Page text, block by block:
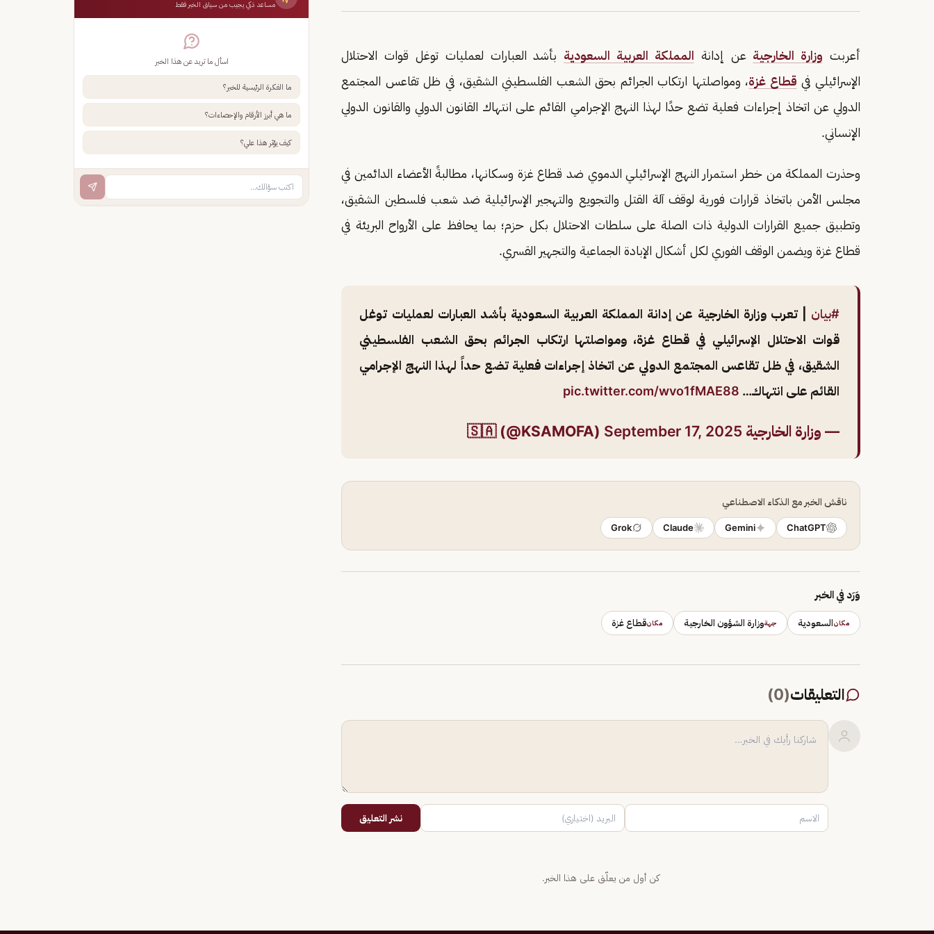
أعربت وزارة الخارجية عن إدانة المملكة العربية السعودية بأشد العبارات لعمليات توغل قوات الاحتلال
الإسرائيلي في قطاع غزة، ومواصلتها ارتكاب الجرائم بحق الشعب الفلسطيني الشقيق، في ظل تقاعس المجتمع
الدولي عن اتخاذ إجراءات فعلية تضع حدًا لهذا النهج الإجرامي القائم على انتهاك القانون الدولي والقانون الدولي
الإنساني.
وحذرت المملكة من خطر استمرار النهج الإسرائيلي الدموي ضد قطاع غزة وسكانها، مطالبةً الأعضاء الدائمين في
مجلس الأمن باتخاذ قرارات فورية لوقف آلة القتل والتجويع والتهجير الإسرائيلية ضد شعب فلسطين الشقيق،
وتطبيق جميع القرارات الدولية ذات الصلة على سلطات الاحتلال بكل حزم؛ بما يحافظ على الأرواح البريئة في
قطاع غزة ويضمن الوقف الفوري لكل أشكال الإبادة الجماعية والتجهير القسري.
#بيان | تعرب وزارة الخارجية عن إدانة المملكة العربية السعودية بأشد العبارات لعمليات توغل
قوات الاحتلال الإسرائيلي في قطاع غزة، ومواصلتها ارتكاب الجرائم بحق الشعب الفلسطيني
الشقيق، في ظل تقاعس المجتمع الدولي عن اتخاذ إجراءات فعلية تضع حداً لهذا النهج الإجرامي
القائم على انتهاك… pic.twitter.com/wvo1fMAE88
— وزارة الخارجية 🇸🇦 (@KSAMOFA) September 17, 2025
ناقش الخبر مع الذكاء الاصطناعي
ChatGPT
Gemini
Claude
Grok
وَرَد في الخبر
مكانالسعودية جهةوزارة الشؤون الخارجية مكانقطاع غزة
التعليقات(
0
)
نشر التعليق
كن أول من يعلّق على هذا الخبر.
مساعد ذكي يجيب من سياق الخبر فقط
اسأل ما تريد عن هذا الخبر
ما الفكرة الرئيسية للخبر؟
ما هي أبرز الأرقام والإحصاءات؟
كيف يؤثر هذا علي؟